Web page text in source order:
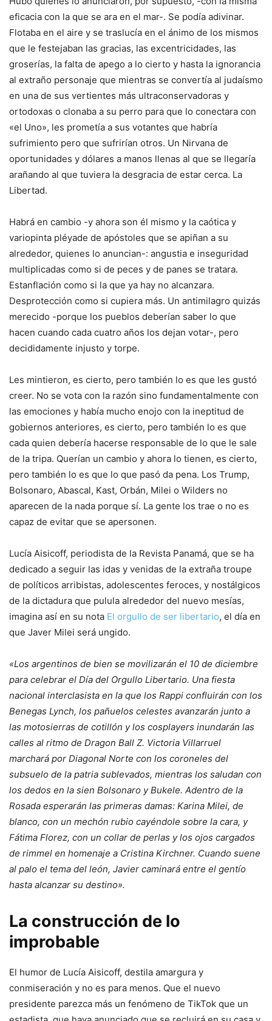
eficacia con la que se ara en el mar-. Se podía adivinar.
Flotaba en el aire y se traslucía en el ánimo de los mismos
que le festejaban las gracias, las excentricidades, las
groserías, la falta de apego a lo cierto y hasta la ignorancia
al extraño personaje que mientras se convertía al judaísmo
en una de sus vertientes más ultraconservadoras y
ortodoxas o clonaba a su perro para que lo conectara con
«el Uno», les prometía a sus votantes que habría
sufrimiento pero que sufrirían otros. Un Nirvana de
oportunidades y dólares a manos llenas al que se llegaría
arañando al que tuviera la desgracia de estar cerca. La
Libertad.
Habrá en cambio -y ahora son él mismo y la caótica y
variopinta pléyade de apóstoles que se apiñan a su
alrededor, quienes lo anuncian-: angustia e inseguridad
multiplicadas como si de peces y de panes se tratara.
Estanflación como si la que ya hay no alcanzara.
Desprotección como si cupiera más. Un antimilagro quizás
merecido -porque los pueblos deberían saber lo que
hacen cuando cada cuatro años los dejan votar-, pero
decididamente injusto y torpe.
Les mintieron, es cierto, pero también lo es que les gustó
creer. No se vota con la razón sino fundamentalmente con
las emociones y había mucho enojo con la ineptitud de
gobiernos anteriores, es cierto, pero también lo es que
cada quien debería hacerse responsable de lo que le sale
de la tripa. Querían un cambio y ahora lo tienen, es cierto,
pero también lo es que lo que pasó da pena. Los Trump,
Bolsonaro, Abascal, Kast, Orbán, Milei o Wilders no
aparecen de la nada porque sí. La gente los trae o no es
capaz de evitar que se apersonen.
Lucía Aisicoff, periodista de la Revista Panamá, que se ha
dedicado a seguir las idas y venidas de la extraña troupe
de políticos arribistas, adolescentes feroces, y nostálgicos
de la dictadura que pulula alrededor del nuevo mesías,
imagina así en su nota El orgullo de ser libertario, el día en
que Javer Milei será ungido.
«Los argentinos de bien se movilizarán el 10 de diciembre
para celebrar el Día del Orgullo Libertario. Una fiesta
nacional interclasista en la que los Rappi confluirán con los
Benegas Lynch, los pañuelos celestes avanzarán junto a
las motosierras de cotillón y los cosplayers inundarán las
calles al ritmo de Dragon Ball Z. Victoria Villarruel
marchará por Diagonal Norte con los coroneles del
subsuelo de la patria sublevados, mientras los saludan con
los dedos en la sien Bolsonaro y Bukele. Adentro de la
Rosada esperarán las primeras damas: Karina Milei, de
blanco, con un mechón rubio cayéndole sobre la cara, y
Fátima Florez, con un collar de perlas y los ojos cargados
de rimmel en homenaje a Cristina Kirchner. Cuando suene
al palo el tema del león, Javier caminará entre el gentío
hasta alcanzar su destino».
La construcción de lo
improbable
El humor de Lucía Aisicoff, destila amargura y
conmiseración y no es para menos. Que el nuevo
presidente parezca más un fenómeno de TikTok que un